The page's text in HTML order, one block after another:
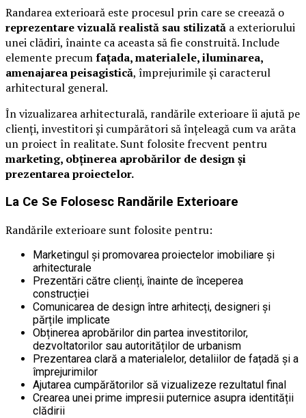
Randarea exterioară este procesul prin care se creează o
reprezentare vizuală realistă sau stilizată a exteriorului
unei clădiri, înainte ca aceasta să fie construită. Include
elemente precumfațada, materialele, iluminarea,
amenajarea peisagistică, împrejurimile și caracterul
arhitectural general.
În vizualizarea arhitecturală, randările exterioare îi ajută pe
clienți, investitori și cumpărători să înțeleagă cum va arăta
un proiect în realitate. Sunt folosite frecvent pentru
marketing, obținerea aprobărilor de design și
prezentarea proiectelor.
La Ce Se Folosesc Randările Exterioare
Randările exterioare sunt folosite pentru:
Marketingul și promovarea proiectelor imobiliare și
arhitecturale
Prezentări către clienți, înainte de începerea
construcției
Comunicarea de design între arhitecți, designeri și
părțile implicate
Obținerea aprobărilor din partea investitorilor,
dezvoltatorilor sau autorităților de urbanism
Prezentarea clară a materialelor, detaliilor de fațadă și a
împrejurimilor
Ajutarea cumpărătorilor să vizualizeze rezultatul final
Crearea unei prime impresii puternice asupra identității
clădirii